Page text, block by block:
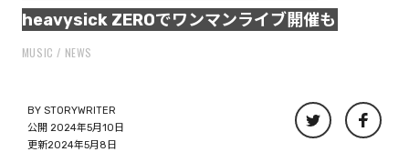
heavysick ZEROでワンマンライブ開催も
MUSIC NEWS
BY STORYWRITER
公開 2024年5月10日
更新2024年5月8日